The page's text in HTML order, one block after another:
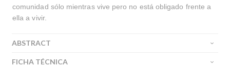
comunidad sólo mientras vive pero no está obligado frente a
ella a vivir.
ABSTRACT
FICHA TÉCNICA